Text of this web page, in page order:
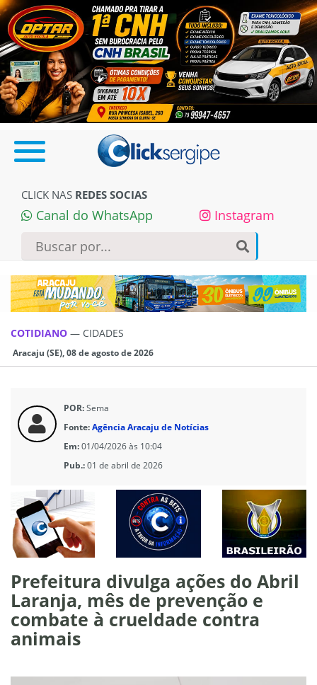
CLICK NAS REDES SOCIAS
Canal do WhatsApp Instagram
COTIDIANO — CIDADES
Aracaju (SE), 08 de agosto de 2026
POR:Sema
Fonte:Agência Aracaju de Notícias
Em:01/04/2026 às 10:04
Pub.:01 de abril de 2026
Prefeitura divulga ações do Abril
Laranja, mês de prevenção e
combate à crueldade contra
animais